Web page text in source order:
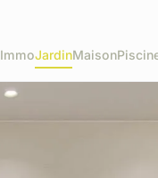
ImmoJardinMaison